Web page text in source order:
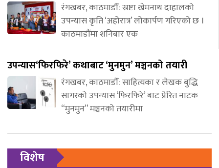
रंगखबर, काठमाडौँ: स्रष्टा खेमनाथ दाहालको
उपन्यास कृति ‘अहोरात्र’ लोकार्पण गरिएको छ ।
काठमाडौंमा शनिबार एक
उपन्यास‘फिरफिरे’ कथाबाट ‘मुनमुन’ मञ्चनको तयारी
रंगखबर, काठमाडौँ: साहित्यका र लेखक बुद्धि
सागरको उपन्यास ‘फिरफिरे’ बाट प्रेरित नाटक
“मुनमुन” मञ्चनको तयारीमा
विशेष